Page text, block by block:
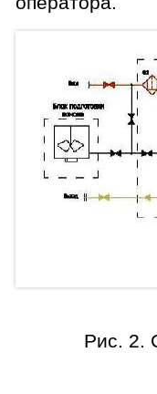
Рис. 2.